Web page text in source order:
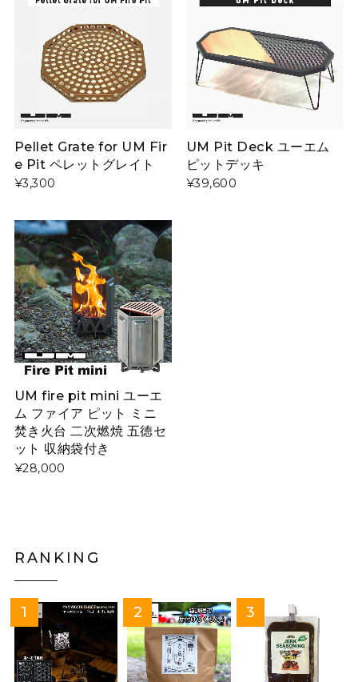
Pellet Grate for UM Fir
e Pit ペレットグレイト
¥3,300
UM Pit Deck ユーエム
ピットデッキ
¥39,600
UM fire pit mini ユーエ
ム ファイア ピット ミニ
焚き火台 二次燃焼 五徳セ
ット 収納袋付き
¥28,000
RANKING